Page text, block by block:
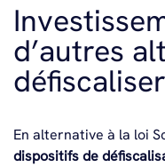
d’autres
défiscaliser
En alternative à la loi
dispositifs de